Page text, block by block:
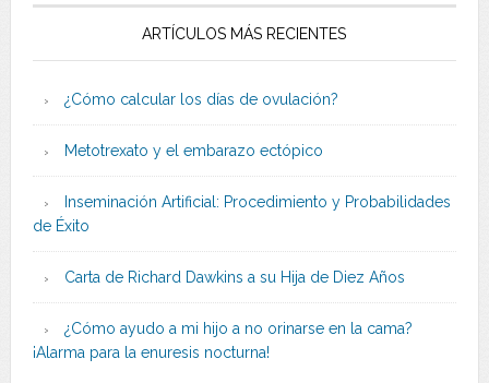
ARTÍCULOS MÁS RECIENTES
¿Cómo calcular los días de ovulación?
Metotrexato y el embarazo ectópico
Inseminación Artificial: Procedimiento y Probabilidades
de Éxito
Carta de Richard Dawkins a su Hija de Diez Años
¿Cómo ayudo a mi hijo a no orinarse en la cama?
¡Alarma para la enuresis nocturna!